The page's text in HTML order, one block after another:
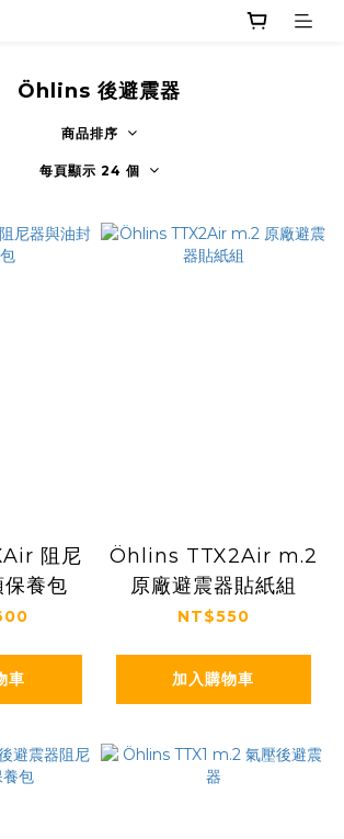
Öhlins 後避震器
商品排序
每頁顯示 24 個
阻尼
養包
車
Öhlins TTX2Air m.2
原廠避震器貼紙組
NT$550
加入購物車